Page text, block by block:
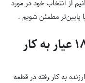
از انتخاب خود در مورد
پایین‌تر مطمئن شویم .
چه میزان طلا در جواهرات 18 عیار به کار
به کار رفته در قطعه